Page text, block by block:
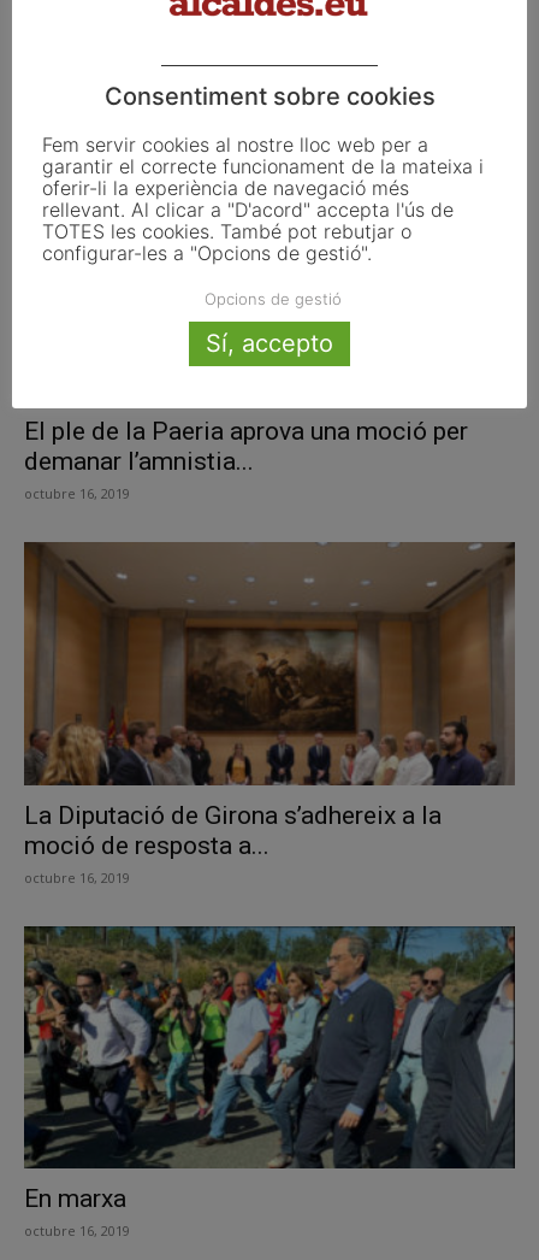
octubre 16, 2019
El ple de la Paeria aprova una moció per
demanar l’amnistia...
octubre 16, 2019
La Diputació de Girona s’adhereix a la
moció de resposta a...
octubre 16, 2019
En marxa
octubre 16, 2019
Consentiment sobre cookies
Fem servir cookies al nostre lloc web per a
garantir el correcte funcionament de la mateixa i
oferir-li la experiència de navegació més
rellevant. Al clicar a "D'acord" accepta l'ús de
TOTES les cookies. També pot rebutjar o
configurar-les a "Opcions de gestió".
Opcions de gestió
Sí, accepto